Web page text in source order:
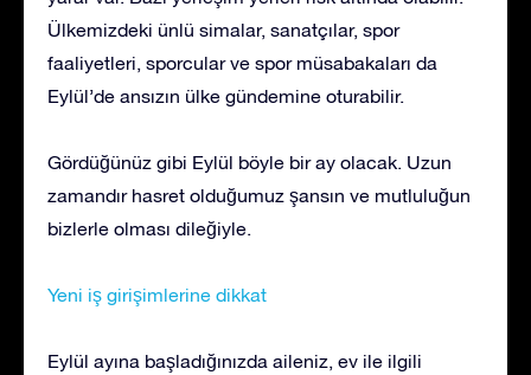
Ülkemizdeki ünlü simalar, sanatçılar, spor
faaliyetleri, sporcular ve spor müsabakaları da
Eylül’de ansızın ülke gündemine oturabilir.
Gördüğünüz gibi Eylül böyle bir ay olacak. Uzun
zamandır hasret olduğumuz şansın ve mutluluğun
bizlerle olması dileğiyle.
Yeni iş girişimlerine dikkat
Eylül ayına başladığınızda aileniz, ev ile ilgili